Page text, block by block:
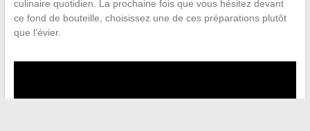
culinaire quotidien. La prochaine fois que vous hésitez devant
ce fond de bouteille, choisissez une de ces préparations plutôt
que l’évier.